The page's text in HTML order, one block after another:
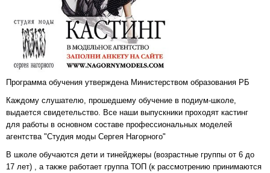
Программа обучения утверждена Министерством образования РБ
Каждому слушателю, прошедшему обучение в подиум-школе,
выдается свидетельство. Все наши выпускники проходят кастинг
для работы в основном составе профессиональных моделей
агентства "Студия моды Сергея Нагорного"
В школе обучаются дети и тинейджеры (возрастные группы от 6 до
17 лет) , а также работает группа ТОП (к рассмотрению принимаются